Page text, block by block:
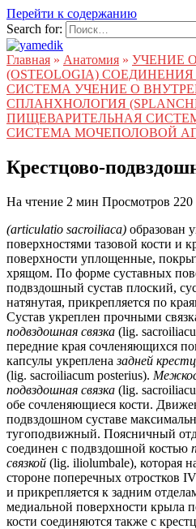
Перейти к содержанию
Search for:
Главная » Анатомия » УЧЕНИЕ
(OSTEOLOGIA)
СИСТЕМА УЧЕНИЕ О
СПЛАНХНОЛОГИЯ
ПИЩЕВАРИТЕЛЬНАЯ
СИСТЕМА МОЧЕПОЛОВОЙ
Крестцово-
На чтение 2 мин Просмотров 220
(articulatio sacroiliaca) образован
поверхностями тазовой кости и
поверхности уплощенные,
хрящом. По форме суставных
подвздошный сустав плоский,
натянутая, прикрепляется по
Сустав укреплен прочными
подвздошная связка (lig.
передние края сочленяющихся
капсулы укрепленазадней
(lig. sacroiliacum posterius).
подвздошная связка (lig.
обе сочленяющиеся кости.
подвздошном суставе
тугоподвижный. Поясничный
соединен с подвздошной костью
связкой (lig. iliolumbale), которая
стороне поперечных отростков
и прикрепляется к задним
медиальной поверхности крыла
кости соединяются также с